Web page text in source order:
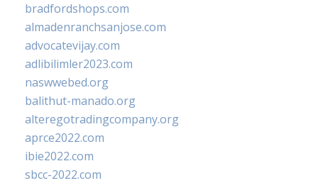
bradfordshops.com
almadenranchsanjose.com
advocatevijay.com
adlibilimler2023.com
naswwebed.org
balithut-manado.org
alteregotradingcompany.org
aprce2022.com
ibie2022.com
sbcc-2022.com